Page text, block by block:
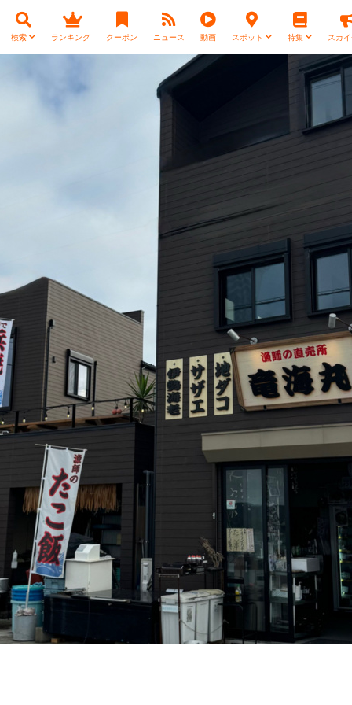
検索 ランキング クーポン ニュース 動画 スポット 特集 スカ